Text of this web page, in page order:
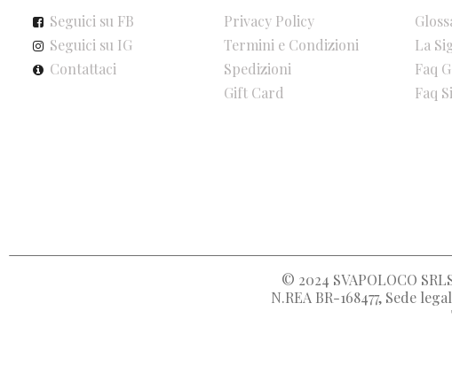
Seguici su FB
Seguici su IG
Contattaci
Privacy Policy
Termini e Condizioni
Spedizioni
Gift Card
La
Faq
Faq
© 2024 SVAPOLOCO
N.REA BR-168477, Sede